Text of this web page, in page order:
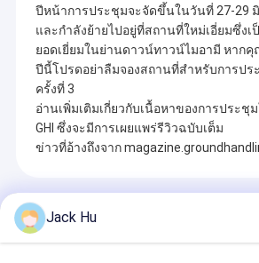
ปีหน้าการประชุมจะจัดขึ้นในวันที่ 27-29
และกำลังย้ายไปอยู่ที่สถานที่ใหม่เอี่ยมซึ่งเ
ยอดเยี่ยมในย่านดาวน์ทาวน์ไมอามี หาก
ปีนี้โปรดอย่าลืมจองสถานที่สำหรับการประ
ครั้งที่ 3
อ่านเพิ่มเติมเกี่ยวกับเนื้อหาของการประชุ
GHI ซึ่งจะมีการเผยแพร่รีวิวฉบับเต็ม
ข่าวที่อ้างถึงจาก
Recommended Products
Jack Hu